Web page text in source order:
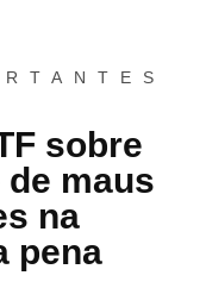
sobre
maus
na
pena